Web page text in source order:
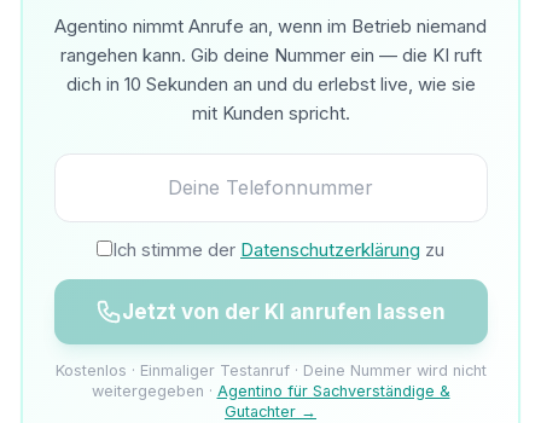
Agentino nimmt Anrufe an, wenn im Betrieb niemand
rangehen kann. Gib deine Nummer ein — die KI ruft
dich in 10 Sekunden an und du erlebst live, wie sie
mit Kunden spricht.
Ich stimme der Datenschutzerklärung zu
Jetzt von der KI anrufen lassen
Kostenlos · Einmaliger Testanruf · Deine Nummer wird nicht
weitergegeben · Agentino für Sachverständige &
Gutachter →